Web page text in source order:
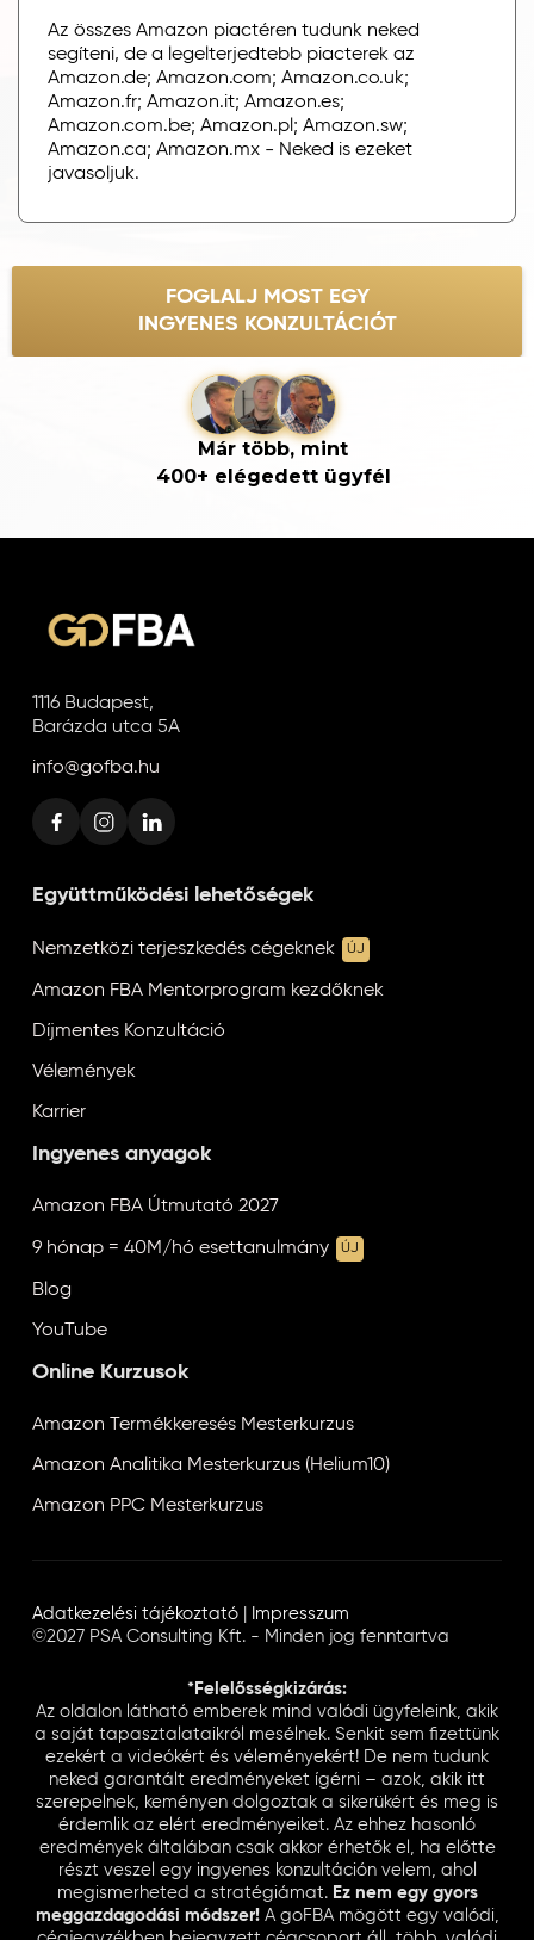
Az összes Amazon piactéren tudunk neked
segíteni, de a legelterjedtebb piacterek az
Amazon.de; Amazon.com; Amazon.co.uk;
Amazon.fr; Amazon.it; Amazon.es;
Amazon.com.be; Amazon.pl; Amazon.sw;
Amazon.ca; Amazon.mx - Neked is ezeket
javasoljuk.
FOGLALJ MOST EGY
INGYENES KONZULTÁCIÓT
Már több, mint
400+ elégedett ügyfél
1116 Budapest,
Barázda utca 5A
info@gofba.hu
Együttműködési lehetőségek
Nemzetközi terjeszkedés cégeknek ÚJ
Amazon FBA Mentorprogram kezdőknek
Díjmentes Konzultáció
Vélemények
Karrier
Ingyenes anyagok
Amazon FBA Útmutató 2027
9 hónap = 40M/hó esettanulmány ÚJ
Blog
YouTube
Online Kurzusok
Amazon Termékkeresés Mesterkurzus
Amazon Analitika Mesterkurzus (Helium10)
Amazon PPC Mesterkurzus
Adatkezelési tájékoztató
Impresszum
©2027 PSA Consulting Kft. - Minden jog fenntartva
*Felelősségkizárás:
Az oldalon látható emberek mind valódi ügyfeleink, akik
a saját tapasztalataikról mesélnek. Senkit sem fizettünk
ezekért a videókért és véleményekért! De nem tudunk
neked garantált eredményeket ígérni – azok, akik itt
szerepelnek, keményen dolgoztak a sikerükért és meg is
érdemlik az elért eredményeiket. Az ehhez hasonló
eredmények általában csak akkor érhetők el, ha előtte
részt veszel egy ingyenes konzultáción velem, ahol
megismerheted a stratégiámat. Ez nem egy gyors
meggazdagodási módszer!A goFBA mögött egy valódi,